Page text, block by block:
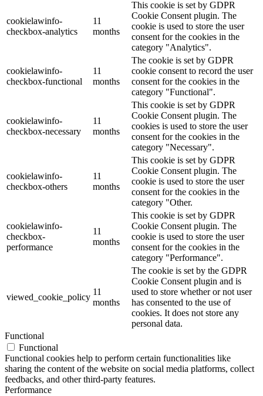
cookielawinfo-
checkbox-analytics
11
months
This cookie is set by GDPR
Cookie Consent plugin. The
cookie is used to store the user
consent for the cookies in the
category "Analytics".
cookielawinfo-
checkbox-functional
11
months
The cookie is set by GDPR
cookie consent to record the user
consent for the cookies in the
category "Functional".
cookielawinfo-
checkbox-necessary
11
months
This cookie is set by GDPR
Cookie Consent plugin. The
cookies is used to store the user
consent for the cookies in the
category "Necessary".
cookielawinfo-
checkbox-others
11
months
This cookie is set by GDPR
Cookie Consent plugin. The
cookie is used to store the user
consent for the cookies in the
category "Other.
cookielawinfo-
checkbox-
performance
11
months
This cookie is set by GDPR
Cookie Consent plugin. The
cookie is used to store the user
consent for the cookies in the
category "Performance".
viewed_cookie_policy
11
months
The cookie is set by the GDPR
Cookie Consent plugin and is
used to store whether or not user
has consented to the use of
cookies. It does not store any
personal data.
Functional
Functional
Functional cookies help to perform certain functionalities like
sharing the content of the website on social media platforms, collect
feedbacks, and other third-party features.
Performance